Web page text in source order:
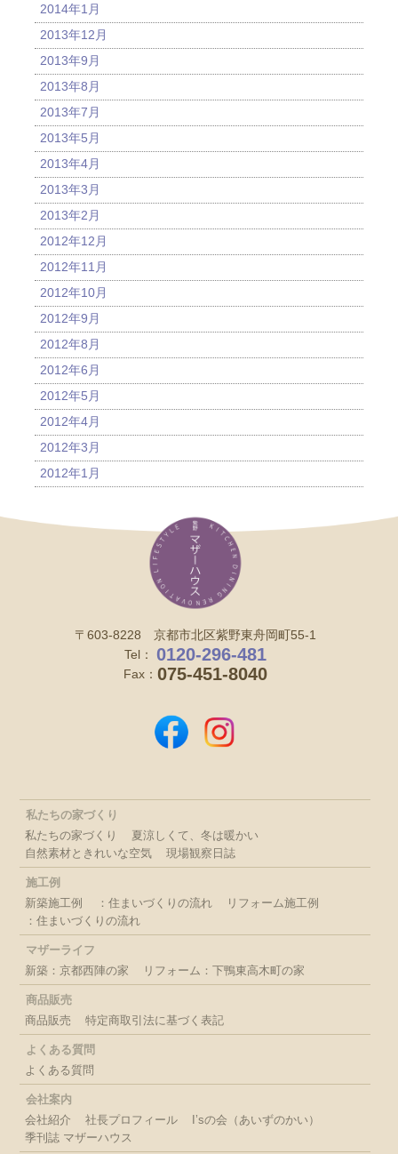
2014年1月
2013年12月
2013年9月
2013年8月
2013年7月
2013年5月
2013年4月
2013年3月
2013年2月
2012年12月
2012年11月
2012年10月
2012年9月
2012年8月
2012年6月
2012年5月
2012年4月
2012年3月
2012年1月
〒603-8228 京都市北区紫野東舟岡町55-1
Tel：
0120-296-481
Fax： 075-451-8040
私たちの家づくり
私たちの家づくり
夏涼しくて、冬は暖かい
自然素材ときれいな空気
現場観察日誌
施工例
新築施工例
：住まいづくりの流れ
リフォーム施工例
：住まいづくりの流れ
マザーライフ
新築：京都西陣の家
リフォーム：下鴨東高木町の家
商品販売
商品販売
特定商取引法に基づく表記
よくある質問
よくある質問
会社案内
会社紹介
社長プロフィール
I’sの会（あいずのかい）
季刊誌 マザーハウス